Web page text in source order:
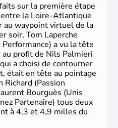
sur la première étape
la Loire-Atlantique
waypoint virtuel de la
soir, Tom Laperche
a vu la tête
profit de Nils Palmieri
a choisi de contourner
était en tête au pointage
(Passion
Bourguès (Unis
Partenaire) tous deux
à 4,3 et 4,9 milles du